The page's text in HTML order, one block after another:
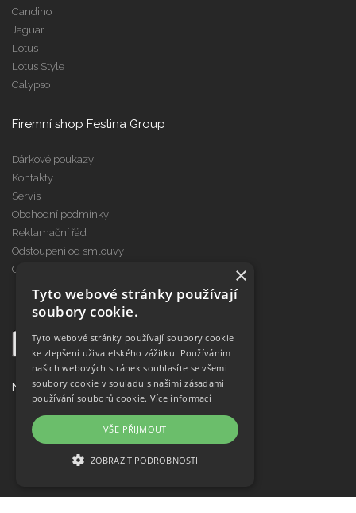
Candino
Jaguar
Lotus
Lotus Style
Calypso
Firemní shop Festina Group
Dárkové poukazy
Kontakty
Servis
Obchodní podmínky
Reklamační řád
Odstoupení od smlouvy
Cookies
Najdete nás na
×
Tyto webové stránky používají
soubory cookie.
Tyto webové stránky používají soubory cookie
ke zlepšení uživatelského zážitku. Používáním
našich webových stránek souhlasíte se všemi
soubory cookie v souladu s našimi zásadami
používání souborů cookie. Více informací
VŠE PŘIJMOUT
ZOBRAZIT PODROBNOSTI